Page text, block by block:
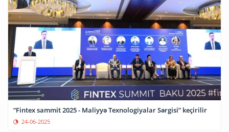
“Fintex sammit 2025 - Maliyyə Texnologiyalar Sərgisi” keçirilir
24-06-2025